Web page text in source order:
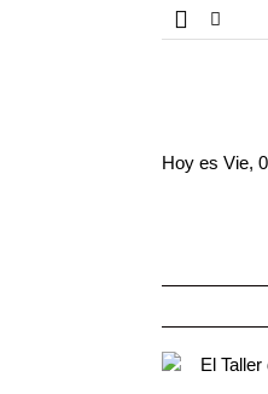
Hoy esVie,